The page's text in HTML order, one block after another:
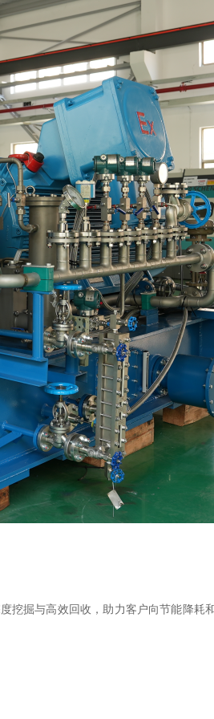
挖掘与高效回收，助力客户向节能降耗